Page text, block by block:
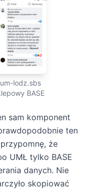
lodz.sbs
BASE
sam komponent
ten
że
UMŁ tylko BASE
danych. Nie
skopiować